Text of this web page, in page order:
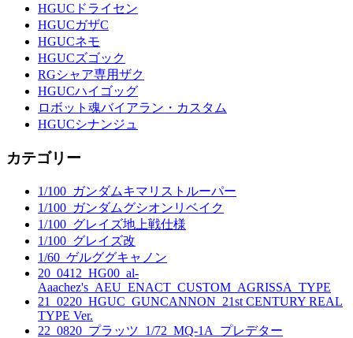
HGUCドライセン
HGUCガザC
HGUCネモ
HGUCズゴック
RGシャア専用ザク
HGUCハイゴッグ
ロボット魂バイアラン・カスタム
HGUCシナンジュ
カテゴリー
1/100_ガンダムキマリストルーパー
1/100_ガンダムグシオンリベイク
1/100_グレイズ地上戦仕様
1/100_グレイズ改
1/60_ゲルググキャノン
20_0412_HG00_al-
Aaachez's_AEU_ENACT_CUSTOM_AGRISSA_TYPE
21_0220_HGUC_GUNCANNON_21st CENTURY REAL
TYPE Ver.
22_0820_プラッツ_1/72_MQ-1A_プレデター